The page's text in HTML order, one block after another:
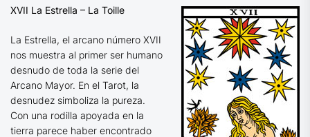
XVII La Estrella – La Toille
La Estrella, el arcano número XVII
nos muestra al primer ser humano
desnudo de toda la serie del
Arcano Mayor. En el Tarot, la
desnudez simboliza la pureza.
Con una rodilla apoyada en la
tierra parece haber encontrado